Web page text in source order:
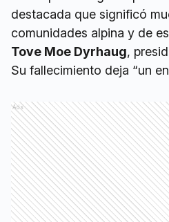
destacada que significó
comunidades alpina y de
Tove Moe Dyrhaug,
Su fallecimiento deja “un
Ads